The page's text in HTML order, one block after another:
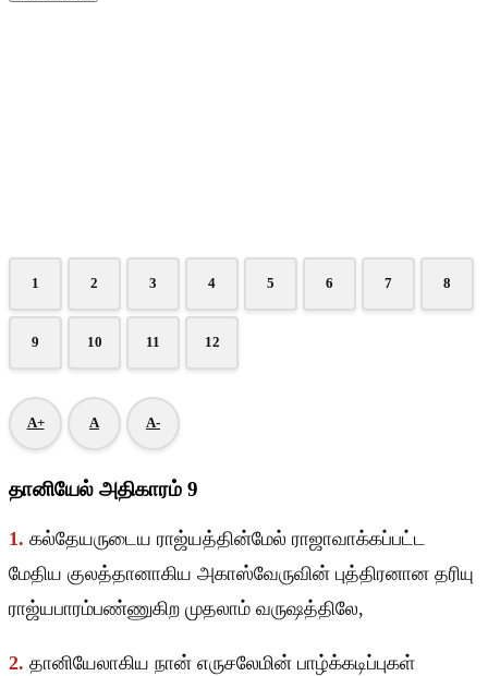
1 2 3 4 5 6 7 8
9 10 11 12
A+ A A-
தானியேல் அதிகாரம் 9
1. கல்தேயருடைய ராஜ்யத்தின்மேல் ராஜாவாக்கப்பட்ட
மேதிய குலத்தானாகிய அகாஸ்வேருவின் புத்திரனான தரியு
ராஜ்யபாரம்பண்ணுகிற முதலாம் வருஷத்திலே,
2. தானியேலாகிய நான் எருசலேமின் பாழ்க்கடிப்புகள்